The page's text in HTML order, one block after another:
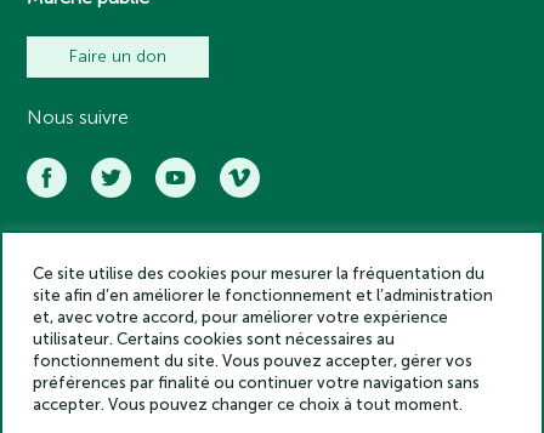
Faire un don
Nous suivre
Académie des inscriptions et belles lettres – Tous droits réservés
2025
Politique de confidentialité
Mentions légales
Crédits
Gestion des cookies
Ce site utilise des cookies pour mesurer la fréquentation du
site afin d’en améliorer le fonctionnement et l’administration
et, avec votre accord, pour améliorer votre expérience
utilisateur. Certains cookies sont nécessaires au
fonctionnement du site. Vous pouvez accepter, gérer vos
préférences par finalité ou continuer votre navigation sans
accepter. Vous pouvez changer ce choix à tout moment.